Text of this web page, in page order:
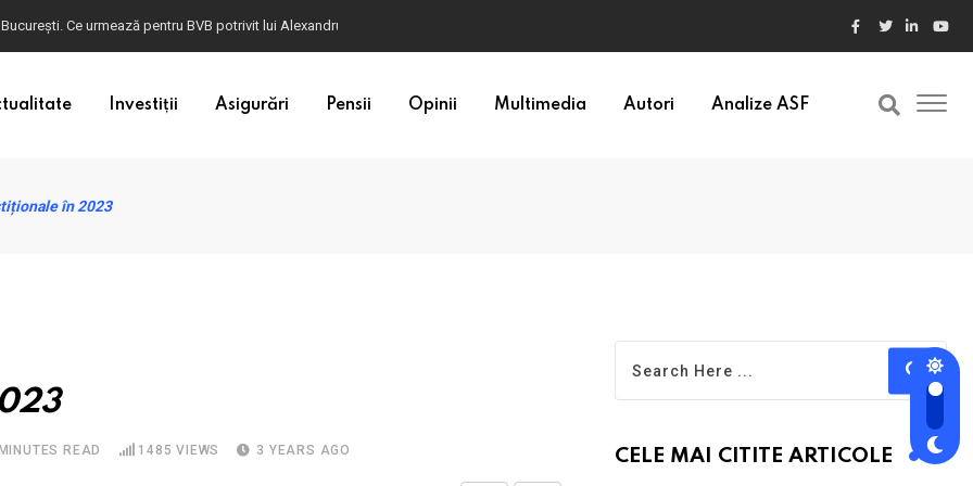
Dacă în România cele mai falsificate bancnote sunt cele de 50 de euro, cele din Bulgaria au valori cu 30% mai mari
Investiții Asigurări Pensii Opinii Multimedia Autori Analize ASF
în 2023
READ 1485 VIEWS 3 YEARS AGO CELE MAI CITITE ARTICOLE